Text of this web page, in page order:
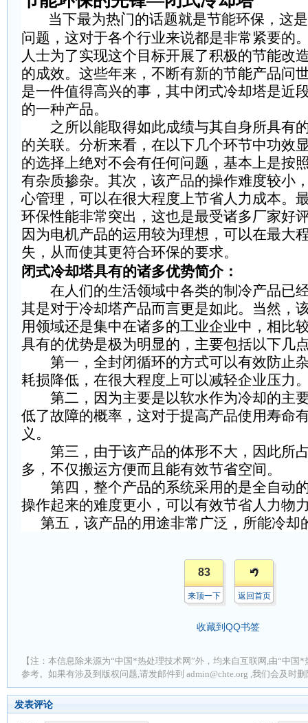
当下最为热门的话题就是节能环保，这
问题，这对于各个行业来说都是非常紧要的
人士为了实现这个目标开展了积极的节能改
的成效。这些年来，不断有新的节能产品问
是一件值得高兴的事，其中闭式冷却塔是近
的一种产品。
之所以能取得如此成绩与其自身所具有
的关联。分析来看，在以下几个环节中功效
的选择上绝对不会有任何问题，基本上是按
有杂质掺杂。其次，该产品的操作难度较小
心管理，可以在很大程度上节省人力成本。
环保性能非常突出，这也是最受诸多厂家好
因为电机产品的运用较为理想，可以在最大
失，从而使其更符合环保的要求。
闭式冷却塔具有的诸多优势简介 ：
在人们的生活领域中各类的制冷产品已
其是对于冷却塔产品而言更是如此。当然，
用领域还是集中在诸多的工业企业中，相比
具有的优势是极为明显的，主要包括以下几
第一，全封闭循环的方式可以有效防止
耗损降低，在很大程度上可以减轻企业压力
第二，因为主要是以软水作为冷却的主
低了故障的概率，这对于提高产品使用寿命
义。
第三，由于该产品的体形不大，因此所
多，不仅搬运方便而且能有效节省空间。
第四，整个产品的系统采用的是全自动
操作起来的难度更小，可以有效节省人力物
第五，该产品的用途非常广泛，所能冷却
83
来顶一下 返回首页
收藏到QQ书签
【注：本信息除来源为“中国*热处理技术网”外，均来自互联网,由“中国
参考。如果有涉及到版权问题,请发邮件到 admin@chte.org ,我们会及时
发表评论